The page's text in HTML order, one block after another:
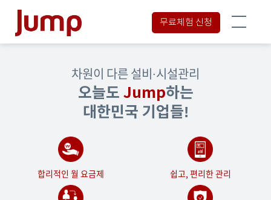
무료체험 신청
차원이 다른 설비∙시설관리
오늘도 Jump하는
대한민국 기업들!
합리적인 월 요금제 쉽고, 편리한 관리